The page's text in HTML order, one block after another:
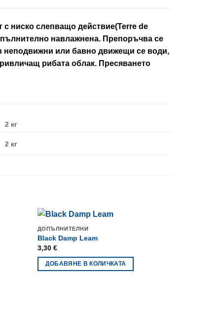
ниско слепващо действие(Terre de
навлажнена. Препоръчва се
неподвижни или бавно движещи се води,
рибата облак. Пресяването
2 кг
2 кг
ДОПЪЛНИТЕЛНИ
Black Damp Leam
3,30 €
ДОБАВЯНЕ В КОЛИЧКАТА